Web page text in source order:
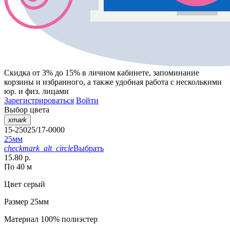
Скидка от 3% до 15% в личном кабинете, запоминание
корзины и избранного, а также удобная работа с несколькими
юр. и физ. лицами
Зарегистрироваться Войти
Выбор цвета
xmark
15-25025/17-0000
25мм
checkmark_alt_circleВыбрать
15.80 р.
По 40 м
Цвет серый
Размер 25мм
Материал 100% полиэстер